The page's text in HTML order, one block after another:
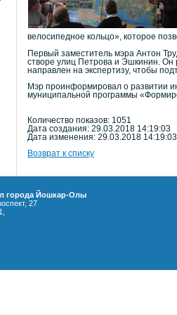
велосипедное кольцо», которое
Первый заместитель мэра Антон
створе улиц Петрова и Эшкинин. Он
направлен на экспертизу, чтобы
Мэр проинформировал о развитии
муниципальной программы
Количество показов: 1051
Дата создания: 29.03.2018 14:19:03
Дата изменения: 29.03.2018 14:19:03
Возврат к списку
города Йошкар-Олы
27